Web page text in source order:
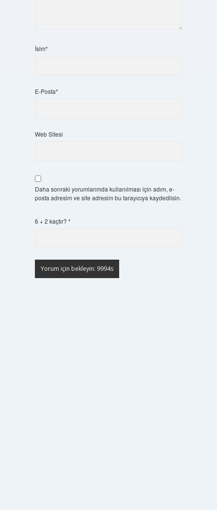
İsim*
E-Posta*
Web Sitesi
Daha sonraki yorumlarımda kullanılması için adım, e-
posta adresim ve site adresim bu tarayıcıya kaydedilsin.
6 + 2 kaçtır? *